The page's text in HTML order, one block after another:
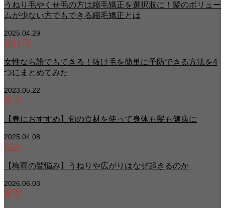
うねり毛やくせ毛の方は縮毛矯正を選択肢に！髪のボリュー
ムが少ない方でもできる縮毛矯正とは
2025.04.29
抜け毛
女性なら誰でもできる！抜け毛を簡単に予防できる方法を4
つにまとめてみた
2023.05.22
食事
【春におすすめ】旬の食材を使って身体も髪も健康に
2025.04.08
悩み
【梅雨の髪悩み】うねりや広がりはなぜ起きるのか
2026.06.03
髪型